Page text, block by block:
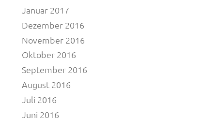
Januar 2017
Dezember 2016
November 2016
Oktober 2016
September 2016
August 2016
Juli 2016
Juni 2016